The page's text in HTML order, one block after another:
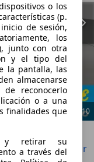
10
Compartir
o los
(p.
de sesión,
los
junto con otra
y el tipo del
la pantalla, las
almacenarse
reconocerlo
o a una
finalidades que
y retirar su
a través del